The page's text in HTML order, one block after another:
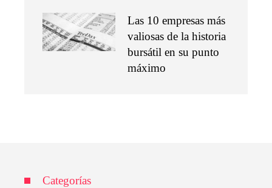
Las 10 empresas más
valiosas de la historia
bursátil en su punto
máximo
Categorías